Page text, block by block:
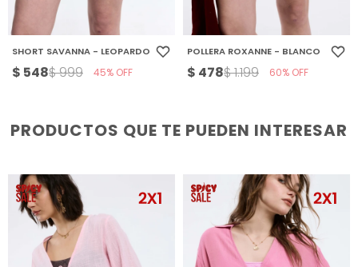
SHORT SAVANNA - LEOPARDO
$ 548$999 45
POLLERA ROXANNE - BLANCO
$ 478$1.199 60
PRODUCTOS QUE TE PUEDEN INTERESAR